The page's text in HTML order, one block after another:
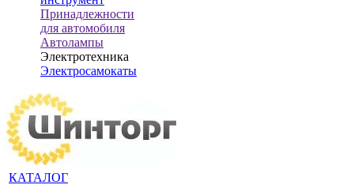
Принадлежности
для автомобиля
Автолампы
Электротехника
Электросамокаты
КАТАЛОГ